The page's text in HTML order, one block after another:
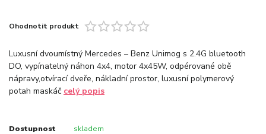
Ohodnotit produkt
Luxusní dvoumístný Mercedes – Benz Unimog s 2.4G bluetooth
DO, vypínatelný náhon 4x4, motor 4x45W, odpérované obě
nápravy,otvírací dveře, nákladní prostor, luxusní polymerový
potah maskáč celý popis
Dostupnost skladem